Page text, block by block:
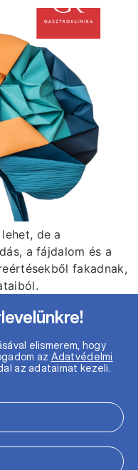
de a
a fájdalom és a
fakadnak,
elismerem, hogy
az Adatvédelmi
az adataimat kezeli.